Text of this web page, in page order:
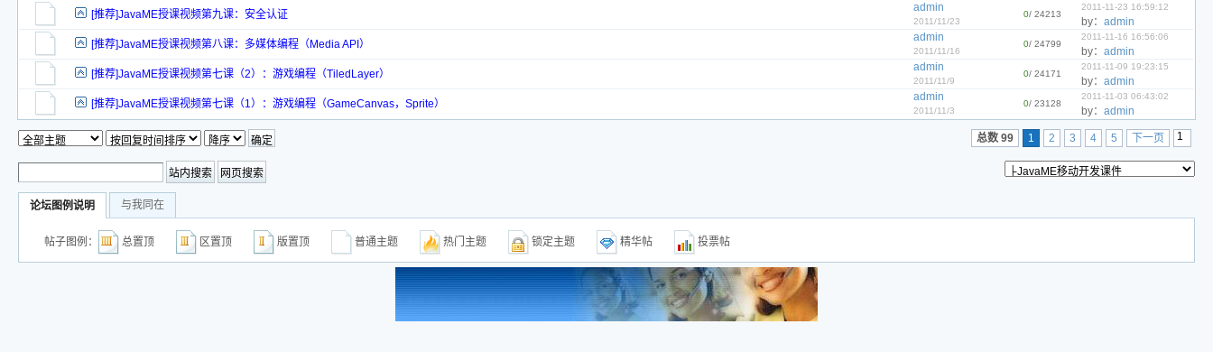
[推荐]JavaME授课视频第九课：安全认证
admin
2011/11/23
0/ 24213
2011-11-23 16:59:12
by：admin
[推荐]JavaME授课视频第八课：多媒体编程（Media API）
admin
2011/11/16
0/ 24799
2011-11-16 16:56:06
by：admin
[推荐]JavaME授课视频第七课（2）：游戏编程（TiledLayer）
admin
2011/11/9
0/ 24171
2011-11-09 19:23:15
by：admin
[推荐]JavaME授课视频第七课（1）：游戏编程（GameCanvas，Sprite）
admin
2011/11/3
0/ 23128
2011-11-03 06:43:02
by：admin
总数 99 1 2 3 4 5 下一页
论坛图例说明 与我同在
帖子图例： 总置顶 区置顶 版置顶 普通主题 热门主题 锁定主题 精华帖 投票帖